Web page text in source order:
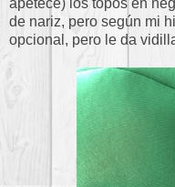
de nariz, pero según mi
opcional, pero le da